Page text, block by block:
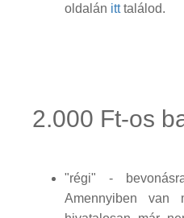
oldalán itttalálod.
2.000 Ft-os
"régi" -
Amennyiben van